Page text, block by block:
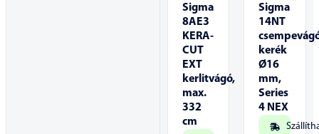
Sigma
8AE3
KERA-
CUT
EXT
kerlitvágó,
max.
332
cm
Sigma
14NT
kerék
Ø16
mm,
Series
4 NEX